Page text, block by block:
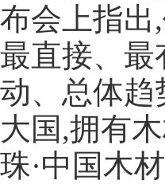
布会上指出
最直接、最
动、总体趋
大国,拥有
珠·中国木